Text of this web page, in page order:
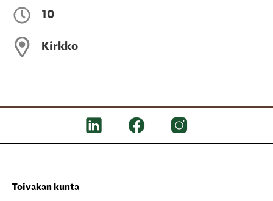
10
Kirkko
Toivakan kunta